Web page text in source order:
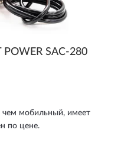
POWER SAC-280
чем мобильный, имеет
по цене.